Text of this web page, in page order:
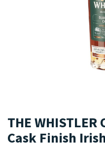
THE
Cask Finish